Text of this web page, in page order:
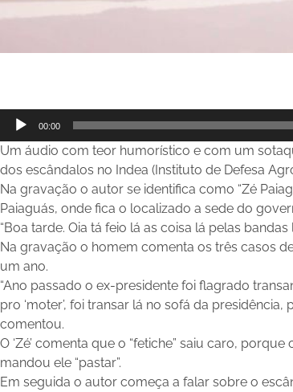
Tocador
áudio
00:00
Um áudio com teor humorístico e com um
dos escândalos no Indea (Instituto de Defesa
Na gravação o autor se identifica como “Zé
Paiaguás, onde fica o localizado a sede do
“Boa tarde. Oia tá feio lá as coisa lá pelas
Na gravação o homem comenta os três casos
um ano.
“Ano passado o ex-presidente foi flagrado
pro ‘moter’, foi transar lá no sofá da
comentou.
O ‘Zé’ comenta que o “fetiche” saiu caro,
mandou ele “pastar”.
Em seguida o autor começa a falar sobre o